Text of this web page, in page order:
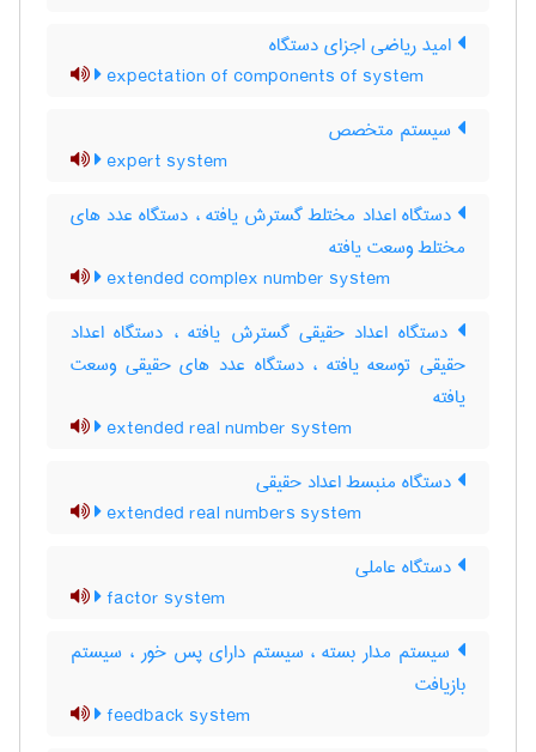
امید ریاضی اجزای دستگاه
expectation of components of system
سیستم متخصص
expert system
دستگاه اعداد مختلط گسترش یافته ، دستگاه عدد های
مختلط وسعت یافته
extended complex number system
دستگاه اعداد حقیقی گسترش یافته ، دستگاه اعداد
حقیقی توسعه یافته ، دستگاه عدد های حقیقی وسعت
یافته
extended real number system
دستگاه منبسط اعداد حقیقی
extended real numbers system
دستگاه عاملی
factor system
سیستم مدار بسته ، سیستم دارای پس خور ، سیستم
بازیافت
feedback system